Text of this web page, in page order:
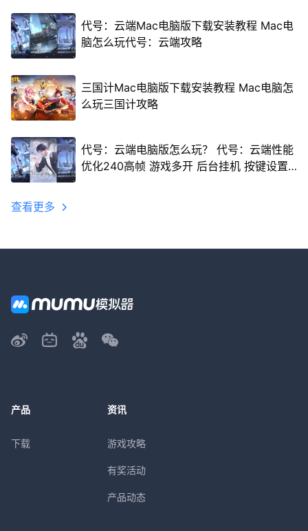
代号：云端Mac电脑版下载安装教程 Mac电
脑怎么玩代号：云端攻略
三国计Mac电脑版下载安装教程 Mac电脑怎
么玩三国计攻略
代号：云端电脑版怎么玩？ 代号：云端性能
优化240高帧 游戏多开 后台挂机 按键设置
查看更多
产品
下载
资讯
游戏攻略
有奖活动
产品动态